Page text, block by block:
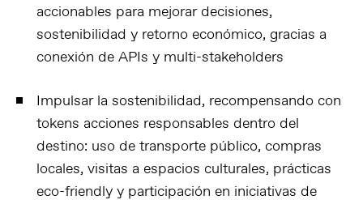
accionables para mejorar decisiones,
sostenibilidad y retorno económico, gracias a
conexión de APIs y multi-stakeholders
Impulsar la sostenibilidad, recompensando con
tokens acciones responsables dentro del
destino: uso de transporte público, compras
locales, visitas a espacios culturales, prácticas
eco-friendly y participación en iniciativas de